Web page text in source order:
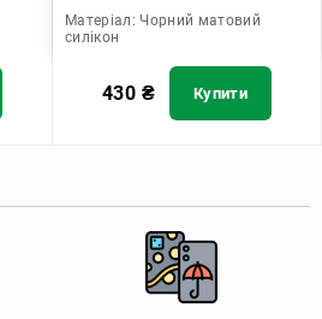
Матеріал: Чорний матовий
силікон
430 ₴ Купити